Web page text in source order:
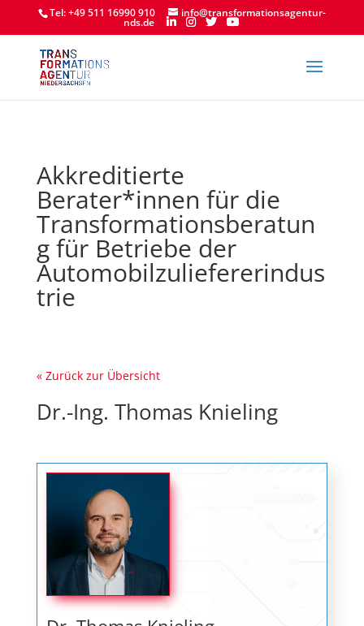
Tel: +49 511 16990 910 info@transformationsagentur-
nds.de
Akkreditierte
Berater*innen für die
Transformationsberatun
g für Betriebe der
Automobilzuliefererindus
trie
« Zurück zur Übersicht
Dr.-Ing. Thomas Knieling